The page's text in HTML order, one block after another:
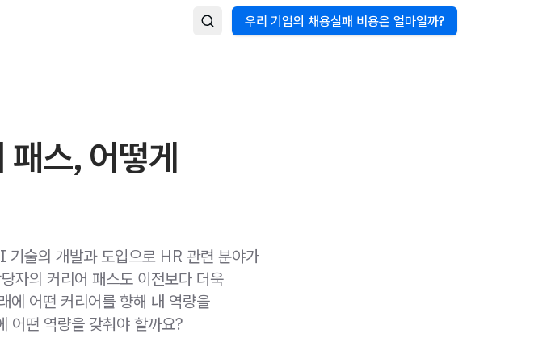
우리 기업의 채용실패 비용은 얼마일까?
패스, 어떻게
술의 개발과 도입으로 HR 관련 분야가
자의 커리어 패스도 이전보다 더욱
에 어떤 커리어를 향해 내 역량을
어떤 역량을 갖춰야 할까요?